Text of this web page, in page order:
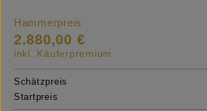
Hammerpreis
2.880,00 €
inkl. Käuferpremium
Schätzpreis
Startpreis